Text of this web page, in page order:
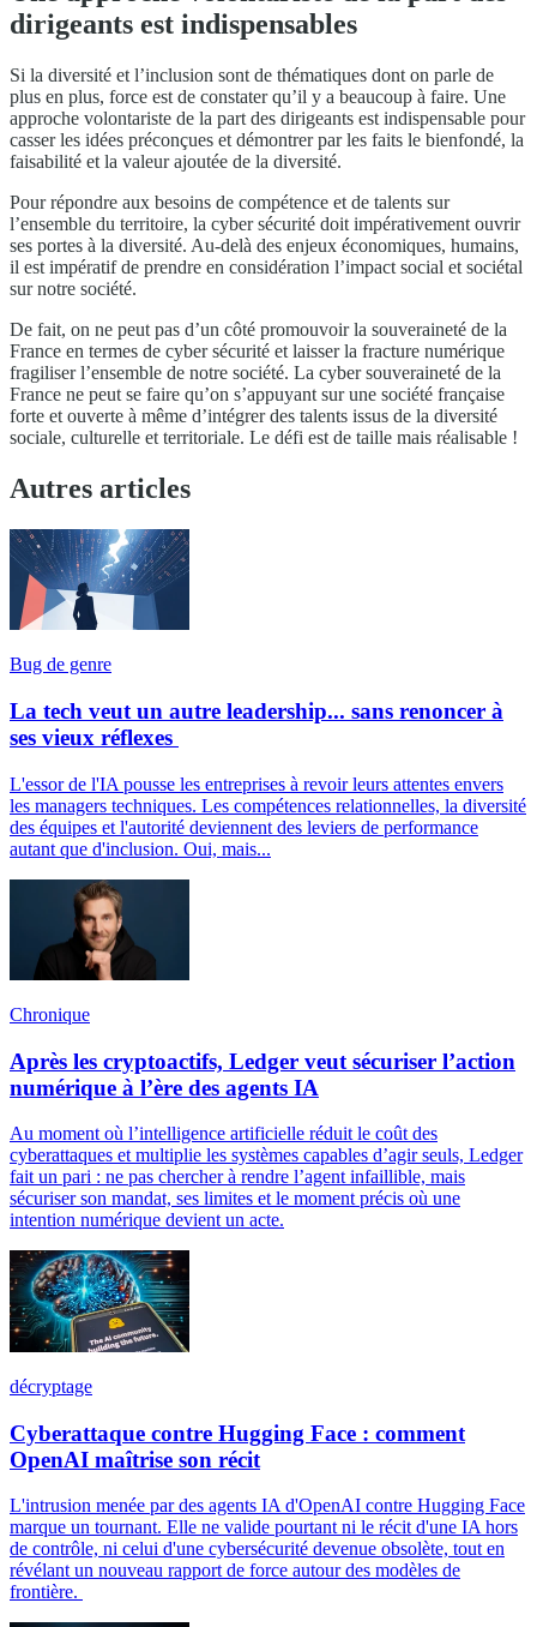
dirigeants est indispensables
Si la diversité et l’inclusion sont de thématiques dont on parle de
plus en plus, force est de constater qu’il y a beaucoup à faire. Une
approche volontariste de la part des dirigeants est indispensable pour
casser les idées préconçues et démontrer par les faits le bienfondé, la
faisabilité et la valeur ajoutée de la diversité.
Pour répondre aux besoins de compétence et de talents sur
l’ensemble du territoire, la cyber sécurité doit impérativement ouvrir
ses portes à la diversité. Au-delà des enjeux économiques, humains,
il est impératif de prendre en considération l’impact social et sociétal
sur notre société.
De fait, on ne peut pas d’un côté promouvoir la souveraineté de la
France en termes de cyber sécurité et laisser la fracture numérique
fragiliser l’ensemble de notre société. La cyber souveraineté de la
France ne peut se faire qu’on s’appuyant sur une société française
forte et ouverte à même d’intégrer des talents issus de la diversité
sociale, culturelle et territoriale. Le défi est de taille mais réalisable !
Autres articles
Bug de genre
La tech veut un autre leadership... sans renoncer à
ses vieux réflexes
L'essor de l'IA pousse les entreprises à revoir leurs attentes envers
les managers techniques. Les compétences relationnelles, la diversité
des équipes et l'autorité deviennent des leviers de performance
autant que d'inclusion. Oui, mais...
Chronique
Après les cryptoactifs, Ledger veut sécuriser l’action
numérique à l’ère des agents IA
Au moment où l’intelligence artificielle réduit le coût des
cyberattaques et multiplie les systèmes capables d’agir seuls, Ledger
fait un pari : ne pas chercher à rendre l’agent infaillible, mais
sécuriser son mandat, ses limites et le moment précis où une
intention numérique devient un acte.
décryptage
Cyberattaque contre Hugging Face : comment
OpenAI maîtrise son récit
L'intrusion menée par des agents IA d'OpenAI contre Hugging Face
marque un tournant. Elle ne valide pourtant ni le récit d'une IA hors
de contrôle, ni celui d'une cybersécurité devenue obsolète, tout en
révélant un nouveau rapport de force autour des modèles de
frontière.